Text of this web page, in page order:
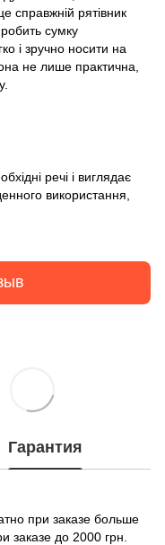
справжній рятівник
сумку
і зручно носити на
не лише практична,
речі і виглядає
використання,
Гарантия
при заказе больше
заказе до 2000 грн.